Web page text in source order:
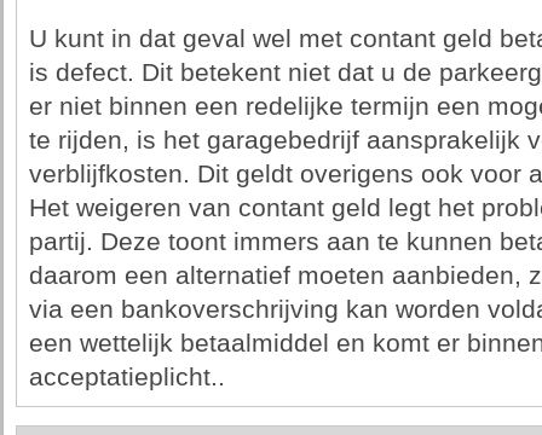
U kunt in dat geval wel met contant geld
is defect. Dit betekent niet dat u de
er niet binnen een redelijke termijn een
te rijden, is het garagebedrijf aansprakelijk
verblijfkosten. Dit geldt overigens ook voor
Het weigeren van contant geld legt het
partij. Deze toont immers aan te kunnen
daarom een alternatief moeten aanbieden,
via een bankoverschrijving kan worden
een wettelijk betaalmiddel en komt er
acceptatieplicht..